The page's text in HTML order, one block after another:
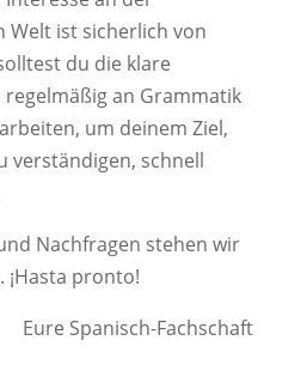
Welt ist sicherlich von
du die klare
regelmäßig an Grammatik
um deinem Ziel,
verständigen, schnell
Nachfragen stehen wir
¡Hasta pronto!
Eure Spanisch-Fachschaft